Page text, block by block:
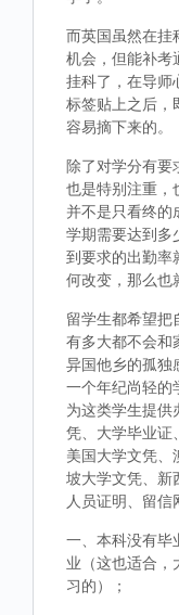
而英国虽然在挂
机会，但能补考
挂科了，在导师
标签贴上之后，
容易摘下来的。
除了对学分有
也是特别注重，
并不是只看终的
学期需要达到多
到要求的出勤率
何改变，那么也
留学生都希望把
有多大都不会和
异国他乡的孤独
一个年纪尚轻的
为这类学生提供
凭、大学毕业证
美国大学文凭、
坡大学文凭、新
人员证明、留信
一、本科没有毕
业（这也适合，
习的）；